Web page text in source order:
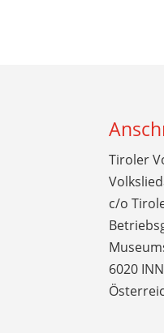
Tiroler
c/o
6020